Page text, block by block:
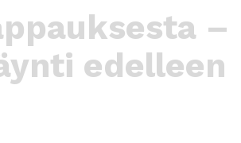
–
edelleen